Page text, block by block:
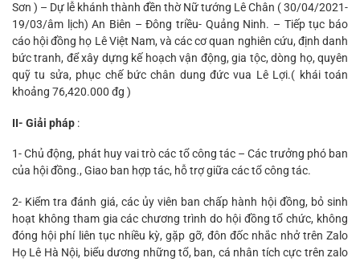
Sơn ) – Dự lễ khánh thành đền thờ Nữ tướng Lê Chân ( 30/04/2021-
19/03/âm lịch) An Biên – Đông triều- Quảng Ninh. – Tiếp tục báo
cáo hội đồng họ Lê Việt Nam, và các cơ quan nghiên cứu, định danh
bức tranh, để xây dựng kế hoạch vận động, gia tộc, dòng họ, quyên
quỹ tu sửa, phục chế bức chân dung đức vua Lê Lợi.( khái toán
khoảng 76,420.000 đg )
II- Giải pháp :
1- Chủ động, phát huy vai trò các tổ công tác – Các trưởng phó ban
của hội đồng., Giao ban hợp tác, hỗ trợ giữa các tổ công tác.
2- Kiểm tra đánh giá, các ủy viên ban chấp hành hội đồng, bỏ sinh
hoạt không tham gia các chương trình do hội đồng tổ chức, không
đóng hội phí liên tục nhiều kỳ, gặp gỡ, đôn đốc nhắc nhở trên Zalo
Họ Lê Hà Nội, biểu dương những tổ, ban, cá nhân tích cực trên zalo